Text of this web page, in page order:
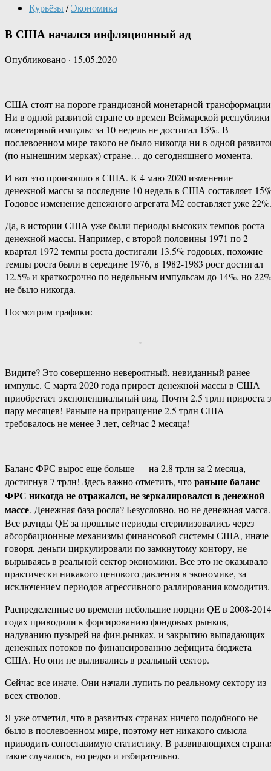
Курьёзы/ Экономика
В США начался инфляционный ад
Опубликовано · 15.05.2020
США стоят на пороге грандиозной монетарной
Ни в одной развитой стране со времен Веймарской республики
монетарный импульс за 10 недель не достигал 15%. В
послевоенном мире такого не было никогда ни в одной
(по нынешним мерках) стране… до сегодняшнего момента.
И вот это произошло в США. К 4 маю 2020 изменение
денежной массы за последние 10 недель в США составляет
Годовое изменение денежного агрегата M2 составляет уже 22%.
Да, в истории США уже были периоды высоких темпов роста
денежной массы. Например, с второй половины 1971 по 2
квартал 1972 темпы роста достигали 13.5% годовых, похожие
темпы роста были в середине 1976, в 1982-1983 рост достигал
12.5% и краткосрочно по недельным импульсам до 14%, но 22%
не было никогда.
Посмотрим графики:
Видите? Это совершенно невероятный, невиданный ранее
импульс. С марта 2020 года прирост денежной массы в США
приобретает экспоненциальный вид. Почти 2.5 трлн прироста
пару месяцев! Раньше на приращение 2.5 трлн США
требовалось не менее 3 лет, сейчас 2 месяца!
Баланс ФРС вырос еще больше — на 2.8 трлн за 2 месяца,
достигнув 7 трлн! Здесь важно отметить, чтораньше баланс
ФРС никогда не отражался, не зеркалировался в денежной
массе. Денежная база росла? Безусловно, но не денежная масса.
Все раунды QE за прошлые периоды стерилизовались через
абсорбационные механизмы финансовой системы США, иначе
говоря, деньги циркулировали по замкнутому контору, не
вырываясь в реальной сектор экономики. Все это не оказывало
практически никакого ценового давления в экономике, за
исключением периодов агрессивного раллирования комодитиз.
Распределенные во времени небольшие порции QE в 2008-2014
годах приводили к форсированию фондовых рынков,
надуванию пузырей на фин.рынках, и закрытию выпадающих
денежных потоков по финансированию дефицита бюджета
США. Но они не выливались в реальный сектор.
Сейчас все иначе. Они начали лупить по реальному сектору из
всех стволов.
Я уже отметил, что в развитых странах ничего подобного не
было в послевоенном мире, поэтому нет никакого смысла
приводить сопоставимую статистику. В развивающихся
такое случалось, но редко и избирательно.